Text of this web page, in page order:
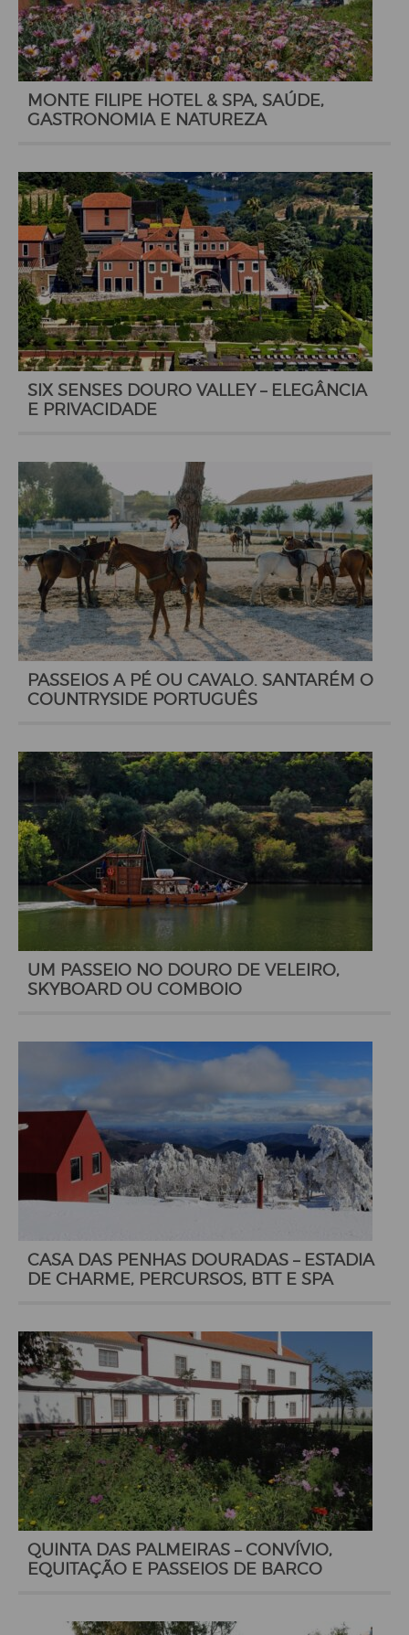
MONTE FILIPE HOTEL & SPA, SAÚDE,
GASTRONOMIA E NATUREZA
SIX SENSES DOURO VALLEY – ELEGÂNCIA
E PRIVACIDADE
PASSEIOS A PÉ OU CAVALO. SANTARÉM O
COUNTRYSIDE PORTUGUÊS
UM PASSEIO NO DOURO DE VELEIRO,
SKYBOARD OU COMBOIO
CASA DAS PENHAS DOURADAS – ESTADIA
DE CHARME, PERCURSOS, BTT E SPA
QUINTA DAS PALMEIRAS – CONVÍVIO,
EQUITAÇÃO E PASSEIOS DE BARCO